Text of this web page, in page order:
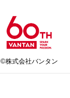
©株式会社バンタン